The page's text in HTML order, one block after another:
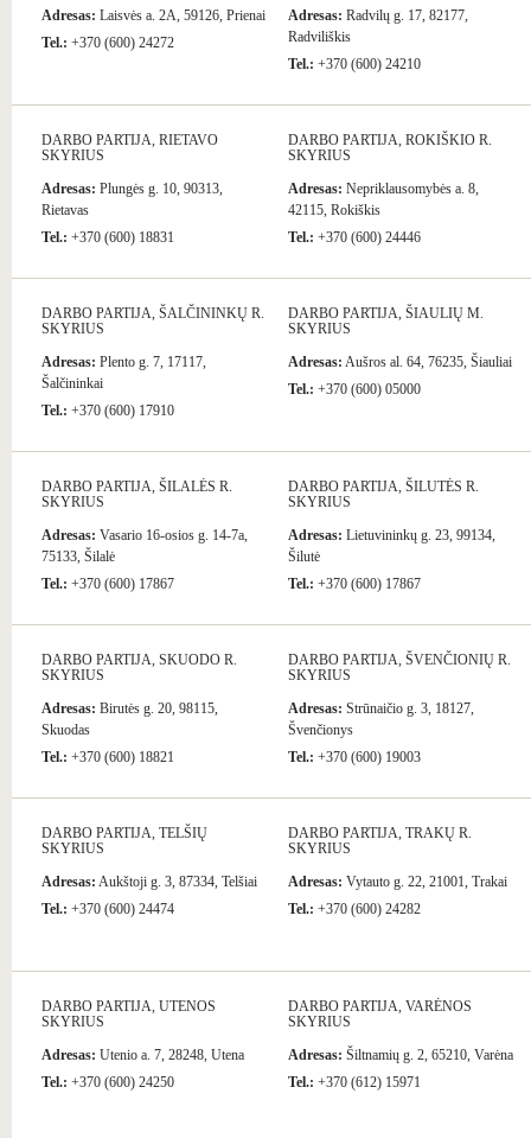
Adresas: Laisvės a. 2A, 59126, Prienai
Tel.: +370 (600) 24272
Adresas: Radvilų g. 17, 82177,
Radviliškis
Tel.: +370 (600) 24210
DARBO PARTIJA, RIETAVO
SKYRIUS
Adresas: Plungės g. 10, 90313,
Rietavas
Tel.: +370 (600) 18831
DARBO PARTIJA, ROKIŠKIO R.
SKYRIUS
Adresas: Nepriklausomybės a. 8,
42115, Rokiškis
Tel.: +370 (600) 24446
DARBO PARTIJA, ŠALČININKŲ R.
SKYRIUS
Adresas: Plento g. 7, 17117,
Šalčininkai
Tel.: +370 (600) 17910
DARBO PARTIJA, ŠIAULIŲ M.
SKYRIUS
Adresas: Aušros al. 64, 76235, Šiauliai
Tel.: +370 (600) 05000
DARBO PARTIJA, ŠILALĖS R.
SKYRIUS
Adresas: Vasario 16-osios g. 14-7a,
75133, Šilalė
Tel.: +370 (600) 17867
DARBO PARTIJA, ŠILUTĖS R.
SKYRIUS
Adresas: Lietuvininkų g. 23, 99134,
Šilutė
Tel.: +370 (600) 17867
DARBO PARTIJA, SKUODO R.
SKYRIUS
Adresas: Birutės g. 20, 98115,
Skuodas
Tel.: +370 (600) 18821
DARBO PARTIJA, ŠVENČIONIŲ R.
SKYRIUS
Adresas: Strūnaičio g. 3, 18127,
Švenčionys
Tel.: +370 (600) 19003
DARBO PARTIJA, TELŠIŲ
SKYRIUS
Adresas: Aukštoji g. 3, 87334, Telšiai
Tel.: +370 (600) 24474
DARBO PARTIJA, TRAKŲ R.
SKYRIUS
Adresas: Vytauto g. 22, 21001, Trakai
Tel.: +370 (600) 24282
DARBO PARTIJA, UTENOS
SKYRIUS
Adresas: Utenio a. 7, 28248, Utena
Tel.: +370 (600) 24250
DARBO PARTIJA, VARĖNOS
SKYRIUS
Adresas: Šiltnamių g. 2, 65210, Varėna
Tel.: +370 (612) 15971